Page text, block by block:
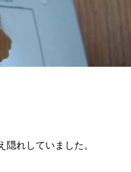
れしていました。